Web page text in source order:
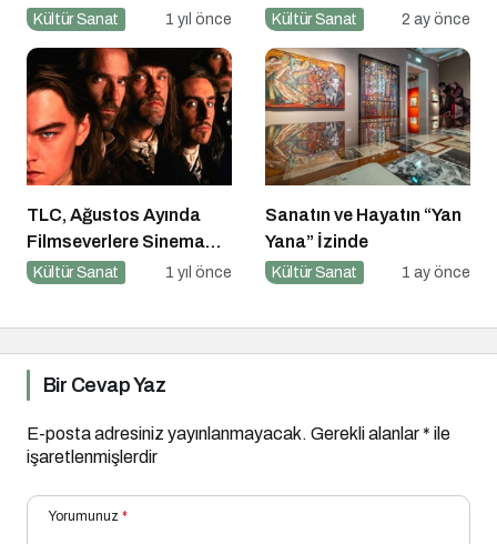
Açıklandı
Kültür Sanat 1 yıl önce
Cihan Nacar Defilesi
Kültür Sanat 2 ay önce
TLC, Ağustos Ayında
Filmseverlere Sinema
Dolu Akşamlar Sunuyor
Kültür Sanat 1 yıl önce
Sanatın ve Hayatın “Yan
Yana” İzinde
Kültür Sanat 1 ay önce
Bir Cevap Yaz
E-posta adresiniz yayınlanmayacak. Gerekli alanlar* ile
işaretlenmişlerdir
Yorumunuz *